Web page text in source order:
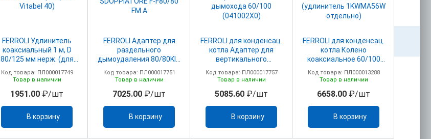
FERROLI Удлинитель
коаксиальный 1 м, D
80/125 мм нерж. (для
Код товара: ПЛ000017749
Товар в наличии
1951.00 ₽/шт
В корзину
FERROLI Адаптер для
раздельного
дымоудаления 80/80KIT
FM.A
Код товара: ПЛ000017751
Товар в наличии
7025.00 ₽/шт
В корзину
FERROLI для конденсац.
котла Адаптер для
вертикального
(041002X0)
Код товара: ПЛ000017757
Товар в наличии
5085.60 ₽/шт
В корзину
FERROLI для конденсац.
котла Колено
коаксиальное 60/100
(удлинитель 1KWMA56W
Код товара: ПЛ000013288
Товар в наличии
6658.00 ₽/шт
В корзину